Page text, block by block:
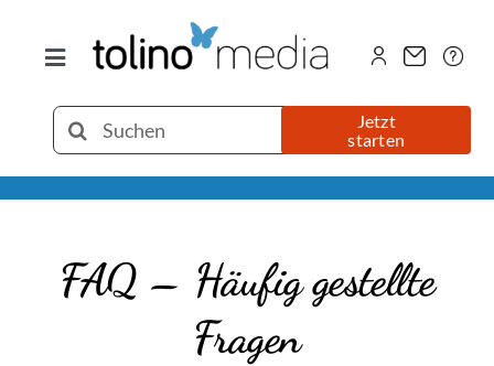
Inhalt
Toggle
Selfpublishing
Printbuch
Suche
nach:
Jetzt
starten
FAQ – Häufig gestellte
Fragen